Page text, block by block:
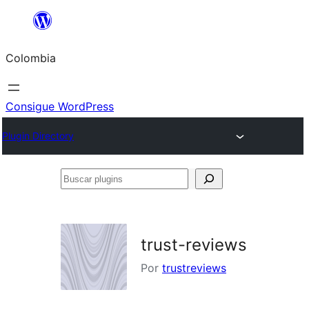
Saltar
contenido
Colombia
Consigue WordPress
Plugin Directory
Buscar
trust-reviews
Por trustreviews